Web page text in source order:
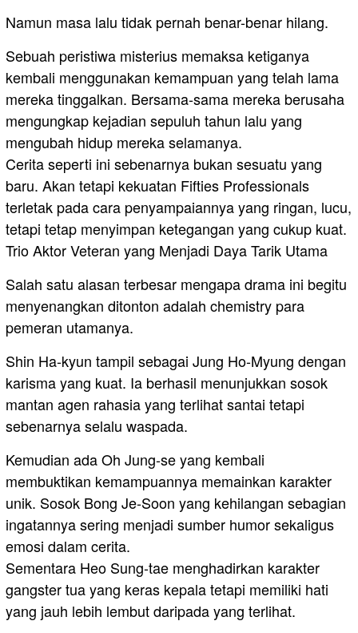
Namun masa lalu tidak pernah benar-benar hilang.
Sebuah peristiwa misterius memaksa ketiganya
kembali menggunakan kemampuan yang telah lama
mereka tinggalkan. Bersama-sama mereka berusaha
mengungkap kejadian sepuluh tahun lalu yang
mengubah hidup mereka selamanya.
Cerita seperti ini sebenarnya bukan sesuatu yang
baru. Akan tetapi kekuatan Fifties Professionals
terletak pada cara penyampaiannya yang ringan, lucu,
tetapi tetap menyimpan ketegangan yang cukup kuat.
Trio Aktor Veteran yang Menjadi Daya Tarik Utama
Salah satu alasan terbesar mengapa drama ini begitu
menyenangkan ditonton adalah chemistry para
pemeran utamanya.
Shin Ha-kyun tampil sebagai Jung Ho-Myung dengan
karisma yang kuat. Ia berhasil menunjukkan sosok
mantan agen rahasia yang terlihat santai tetapi
sebenarnya selalu waspada.
Kemudian ada Oh Jung-se yang kembali
membuktikan kemampuannya memainkan karakter
unik. Sosok Bong Je-Soon yang kehilangan sebagian
ingatannya sering menjadi sumber humor sekaligus
emosi dalam cerita.
Sementara Heo Sung-tae menghadirkan karakter
gangster tua yang keras kepala tetapi memiliki hati
yang jauh lebih lembut daripada yang terlihat.